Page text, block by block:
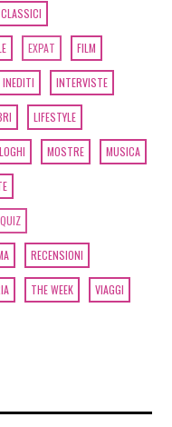
CLASSICI
EXPAT FILM
INEDITI INTERVISTE
LIFESTYLE
MOSTRE MUSICA
QUIZ
RECENSIONI
THE WEEK VIAGGI